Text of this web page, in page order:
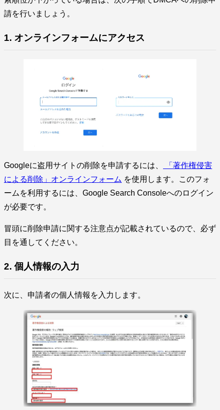
請を行いましょう。
1. オンラインフォームにアクセス
Googleに盗用サイトの削除を申請するには、
「著作権侵害
による削除」オンラインフォーム を使用します。このフォ
ームを利用するには、Google Search Consoleへのログイン
が必要です。
冒頭に削除申請に関する注意点が記載されているので、必ず
目を通してください。
2. 個人情報の入力
次に、申請者の個人情報を入力します。